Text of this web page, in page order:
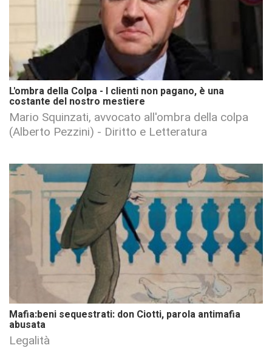
L'ombra della Colpa - I clienti non pagano, è una
costante del nostro mestiere
Mario Squinzati, avvocato all'ombra della colpa
(Alberto Pezzini) - Diritto e Letteratura
Mafia:beni sequestrati: don Ciotti, parola antimafia
abusata
Legalità